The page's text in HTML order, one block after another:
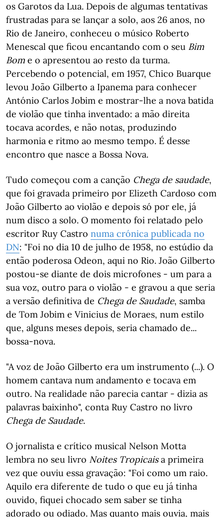
os Garotos da Lua. Depois de algumas tentativas
frustradas para se lançar a solo, aos 26 anos, no
Rio de Janeiro, conheceu o músico Roberto
Menescal que ficou encantando com o seu Bim
Bom e o apresentou ao resto da turma.
Percebendo o potencial, em 1957, Chico Buarque
levou João Gilberto a Ipanema para conhecer
António Carlos Jobim e mostrar-lhe a nova batida
de violão que tinha inventado: a mão direita
tocava acordes, e não notas, produzindo
harmonia e ritmo ao mesmo tempo. É desse
encontro que nasce a Bossa Nova.
Tudo começou com a canção Chega de saudade,
que foi gravada primeiro por Elizeth Cardoso com
João Gilberto ao violão e depois só por ele, já
num disco a solo. O momento foi relatado pelo
escritor Ruy Castro numa crónica publicada no
DN: "Foi no dia 10 de julho de 1958, no estúdio da
então poderosa Odeon, aqui no Rio. João Gilberto
postou-se diante de dois microfones - um para a
sua voz, outro para o violão - e gravou a que seria
a versão definitiva de Chega de Saudade, samba
de Tom Jobim e Vinicius de Moraes, num estilo
que, alguns meses depois, seria chamado de...
bossa-nova.
"A voz de João Gilberto era um instrumento (...). O
homem cantava num andamento e tocava em
outro. Na realidade não parecia cantar - dizia as
palavras baixinho", conta Ruy Castro no livro
Chega de Saudade.
O jornalista e crítico musical Nelson Motta
lembra no seu livro Noites Tropicaisa primeira
vez que ouviu essa gravação: "Foi como um raio.
Aquilo era diferente de tudo o que eu já tinha
ouvido, fiquei chocado sem saber se tinha
adorado ou odiado. Mas quanto mais ouvia, mais